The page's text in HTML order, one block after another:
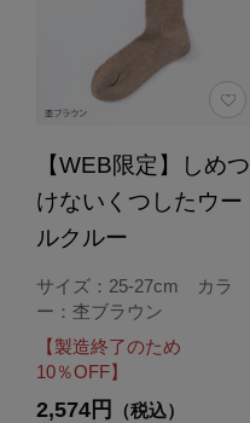
【WEB限定】しめつ
けないくつしたウー
ルクルー
サイズ：25-27cm カラ
ー：杢ブラウン
【製造終了のため
10％OFF】
2,574円 （税込）